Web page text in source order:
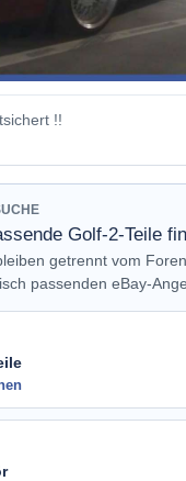
!!
Golf-2-Teile
getrennt vom
passenden eBay-